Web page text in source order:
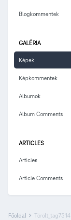
Blogkommentek
GALÉRIA
Képek
Képkommentek
Albumok
Album Comments
ARTICLES
Articles
Article Comments
Főoldal Törölt_tag7514